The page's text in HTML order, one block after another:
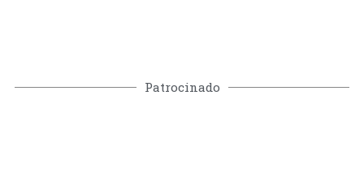
Patrocinado